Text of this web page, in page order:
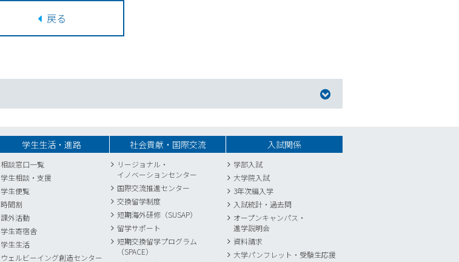
戻る
学生生活・進路
相談窓口一覧
学生相談・支援
学生便覧
時間割
課外活動
学生寄宿舎
学生生活
ウェルビーイング創造センター
社会貢献・国際交流
リージョナル・
イノベーションセンター
国際交流推進センター
交換留学制度
短期海外研修（SUSAP）
留学サポート
短期交換留学プログラム
（SPACE）
入試関係
学部入試
大学院入試
3年次編入学
入試統計 ・ 過去問
オープンキャンパス・
進学説明会
資料請求
大学パンフレット・受験生応援